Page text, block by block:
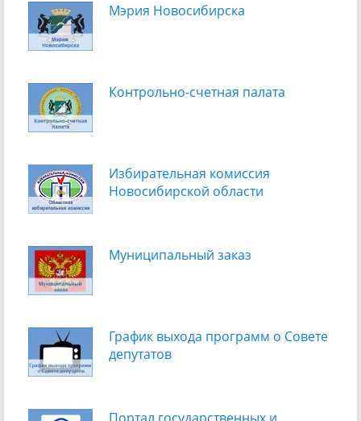
Мэрия Новосибирска
Контрольно-счетная палата
Избирательная комиссия
Новосибирской области
Муниципальный заказ
График выхода программ о Cовете
депутатов
Портал государственных и